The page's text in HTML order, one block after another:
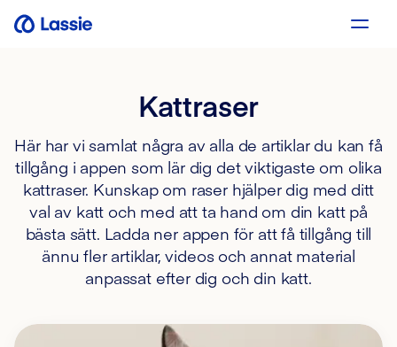
Kattraser
Här har vi samlat några av alla de artiklar du kan få
tillgång i appen som lär dig det viktigaste om olika
kattraser. Kunskap om raser hjälper dig med ditt
val av katt och med att ta hand om din katt på
bästa sätt. Ladda ner appen för att få tillgång till
ännu fler artiklar, videos och annat material
anpassat efter dig och din katt.